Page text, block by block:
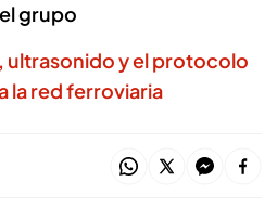
grupo
ultrasonido y el protocolo
la red ferroviaria